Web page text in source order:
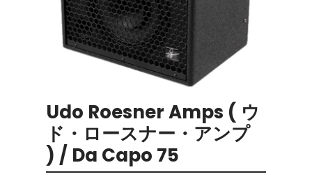
Udo Roesner Amps ( ウ
ド・ロースナー・アンプ
) / Da Capo 75